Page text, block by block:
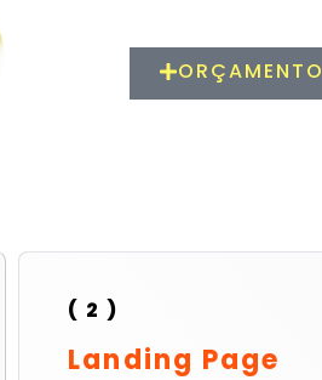
ORÇAMENTO
( 2 )
Landing Page